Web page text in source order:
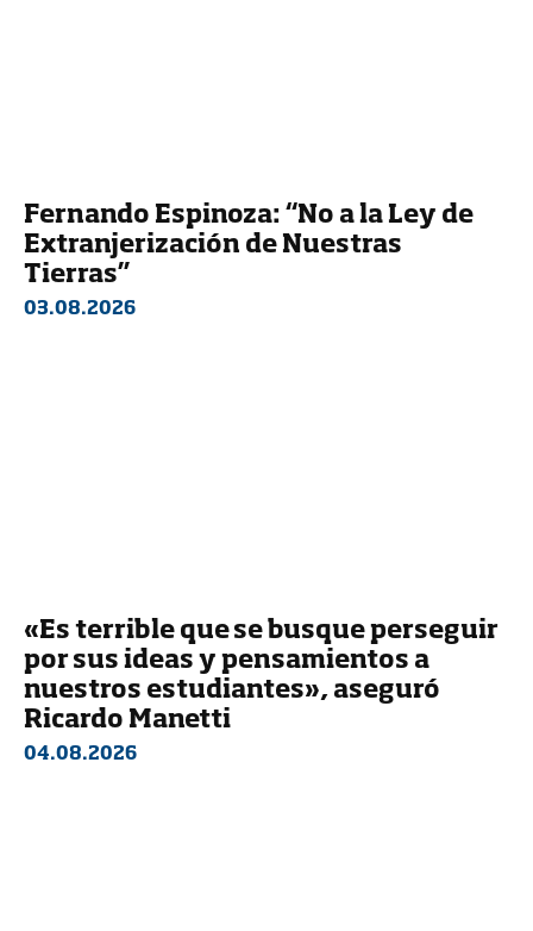
Fernando Espinoza: “No a la Ley de
Extranjerización de Nuestras
Tierras”
03.08.2026
«Es terrible que se busque perseguir
por sus ideas y pensamientos a
nuestros estudiantes», aseguró
Ricardo Manetti
04.08.2026